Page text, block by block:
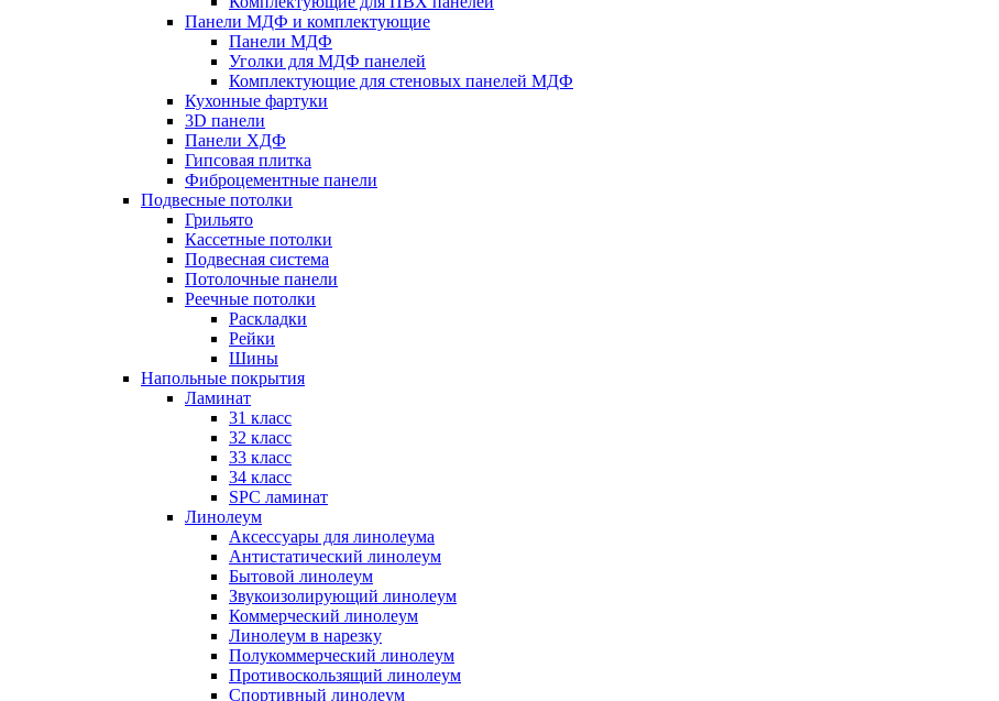
Панели МДФ и комплектующие
Панели МДФ
Уголки для МДФ панелей
Комплектующие для стеновых панелей МДФ
Кухонные фартуки
3D панели
Панели ХДФ
Гипсовая плитка
Фиброцементные панели
Подвесные потолки
Грильято
Кассетные потолки
Подвесная система
Потолочные панели
Реечные потолки
Раскладки
Рейки
Шины
Напольные покрытия
Ламинат
31 класс
32 класс
33 класс
34 класс
SPC ламинат
Линолеум
Аксессуары для линолеума
Антистатический линолеум
Бытовой линолеум
Звукоизолирующий линолеум
Коммерческий линолеум
Линолеум в нарезку
Полукоммерческий линолеум
Противоскользящий линолеум
Спортивный линолеум